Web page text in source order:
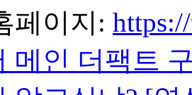
페이지:
메인 더팩트